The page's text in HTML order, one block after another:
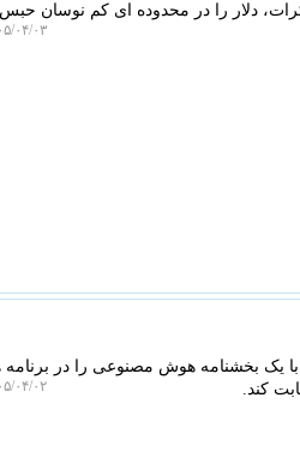
دلار را در محدوده ای کم نوسان
۱۴۰۵/۰۴/۰۳
یک بخشنامه هوش مصنوعی را در برنامه
کند.
۱۴۰۵/۰۴/۰۲